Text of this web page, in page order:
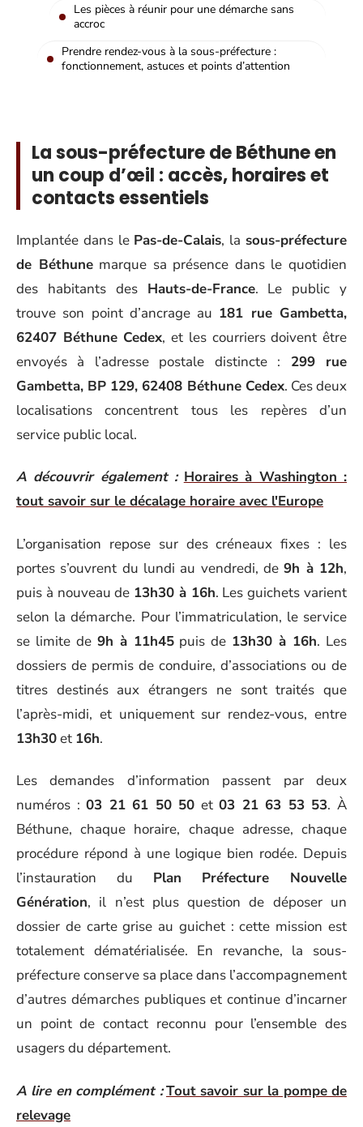
Les pièces à réunir pour une démarche sans
accroc
Prendre rendez-vous à la sous-préfecture :
fonctionnement, astuces et points d’attention
La sous-préfecture de Béthune en
un coup d’œil : accès, horaires et
contacts essentiels
Implantée dans le Pas-de-Calais, la sous-préfecture
de Béthunemarque sa présence dans le quotidien
des habitants des Hauts-de-France. Le public y
trouve son point d’ancrage au 181 rue Gambetta,
62407 Béthune Cedex, et les courriers doivent être
envoyés à l’adresse postale distincte : 299 rue
Gambetta, BP 129, 62408 Béthune Cedex. Ces deux
localisations concentrent tous les repères d’un
service public local.
A découvrir également : Horaires à Washington :
tout savoir sur le décalage horaire avec l'Europe
L’organisation repose sur des créneaux fixes : les
portes s’ouvrent du lundi au vendredi, de9h à 12h,
puis à nouveau de 13h30 à 16h. Les guichets varient
selon la démarche. Pour l’immatriculation, le service
se limite de 9h à 11h45puis de 13h30 à 16h. Les
dossiers de permis de conduire, d’associations ou de
titres destinés aux étrangers ne sont traités que
l’après-midi, et uniquement sur rendez-vous, entre
13h30et 16h.
Les demandes d’information passent par deux
numéros :03 21 61 50 50 et03 21 63 53 53. À
Béthune, chaque horaire, chaque adresse, chaque
procédure répond à une logique bien rodée. Depuis
l’instauration du Plan Préfecture Nouvelle
Génération, il n’est plus question de déposer un
dossier de carte grise au guichet : cette mission est
totalement dématérialisée. En revanche, la sous-
préfecture conserve sa place dans l’accompagnement
d’autres démarches publiques et continue d’incarner
un point de contact reconnu pour l’ensemble des
usagers du département.
A lire en complément :Tout savoir sur la pompe de
relevage